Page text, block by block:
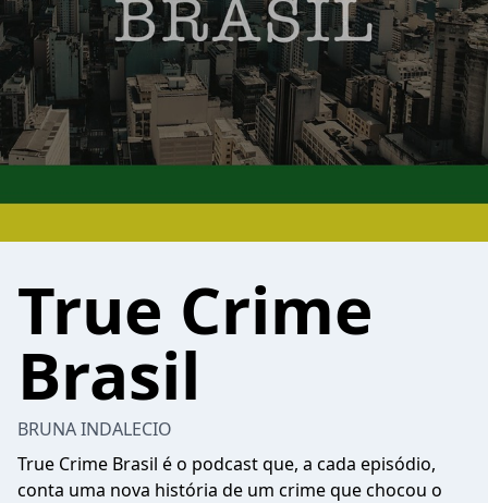
True Crime
Brasil
BRUNA INDALECIO
True Crime Brasil é o podcast que, a cada episódio,
conta uma nova história de um crime que chocou o